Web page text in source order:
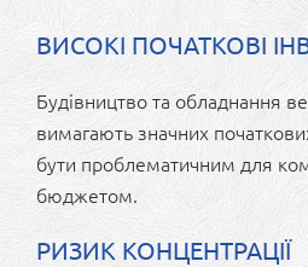
ВИСОКІ ПОЧАТКОВІ
Будівництво та обладнання
вимагають значних
бути проблематичним для
бюджетом.
РИЗИК КОНЦЕНТРАЦІЇ